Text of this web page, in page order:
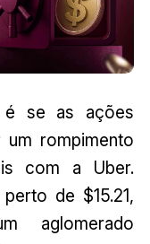
é se as ações
um rompimento
com a Uber.
de $15.21,
aglomerado